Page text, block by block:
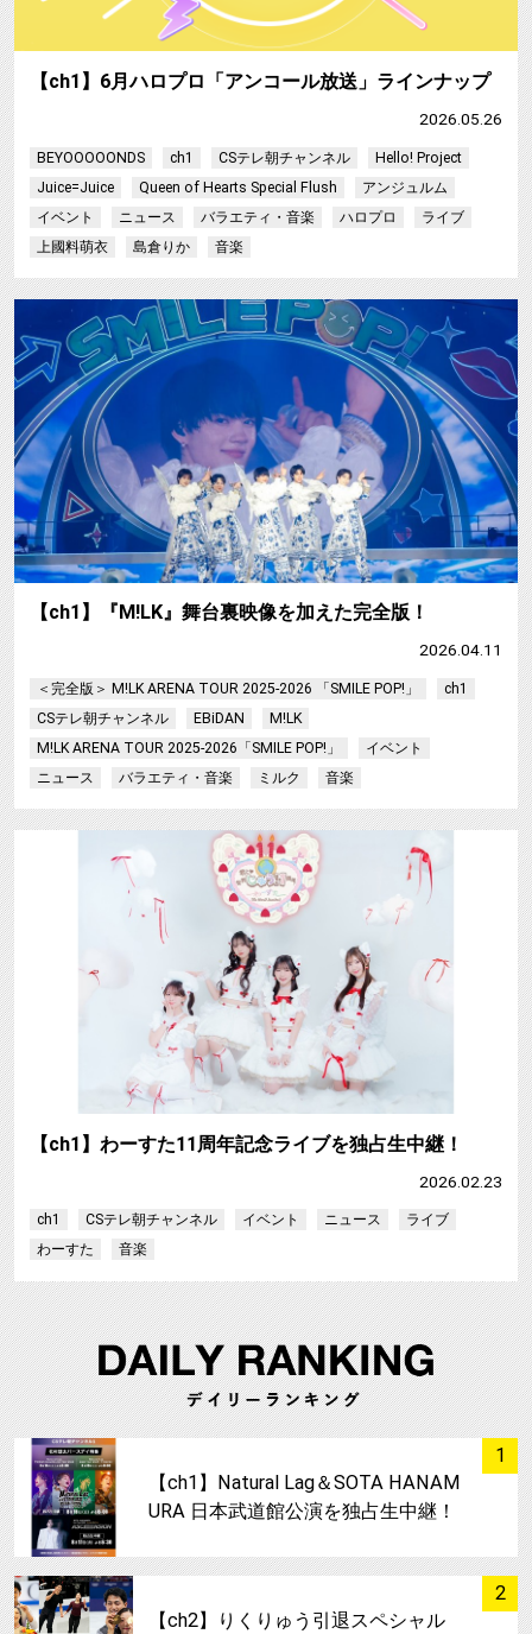
【ch1】6月ハロプロ「アンコール放送」ラインナップ
2026.05.26
BEYOOOOONDS ch1 CSテレ朝チャンネル
Hello! Project
Juice=Juice
Queen of Hearts Special Flush
アンジュルム
イベント
ニュース バラエティ・音楽 ハロプロ
ライブ
上國料萌衣
島倉りか 音楽
【ch1】『M!LK』舞台裏映像を加えた完全版！
2026.04.11
＜完全版＞ M!LK ARENA TOUR 2025-2026 「SMILE POP!」
ch1
CSテレ朝チャンネル
EBiDAN
M!LK
M!LK ARENA TOUR 2025-2026「SMILE POP!」
イベント
ニュース
バラエティ・音楽 ミルク 音楽
【ch1】わーすた11周年記念ライブを独占生中継！
2026.02.23
ch1 CSテレ朝チャンネル イベント ニュース
ライブ
わーすた
音楽
1
【ch1】Natural Lag＆SOTA HANAM
URA 日本武道館公演を独占生中継！
2
サムネイル
【ch2】りくりゅう引退スペシャル